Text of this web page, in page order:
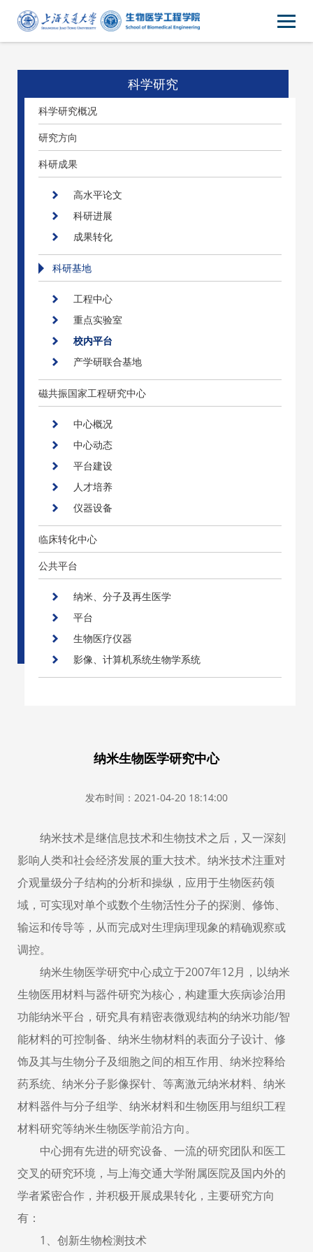
科学研究
科学研究概况
研究方向
科研成果
高水平论文
科研进展
成果转化
科研基地
工程中心
重点实验室
校内平台
产学研联合基地
磁共振国家工程研究中心
中心概况
中心动态
平台建设
人才培养
仪器设备
临床转化中心
公共平台
纳米、分子及再生医学
平台
生物医疗仪器
影像、计算机系统生物学系统
纳米生物医学研究中心
发布时间：2021-04-20 18:14:00
纳米技术是继信息技术和生物技术之后，又一深刻
影响人类和社会经济发展的重大技术。纳米技术注重对
介观量级分子结构的分析和操纵，应用于生物医药领
域，可实现对单个或数个生物活性分子的探测、修饰、
输运和传导等，从而完成对生理病理现象的精确观察或
调控。
纳米生物医学研究中心成立于2007年12月，以纳米
生物医用材料与器件研究为核心，构建重大疾病诊治用
功能纳米平台，研究具有精密表微观结构的纳米功能/智
能材料的可控制备、纳米生物材料的表面分子设计、修
饰及其与生物分子及细胞之间的相互作用、纳米控释给
药系统、纳米分子影像探针、等离激元纳米材料、纳米
材料器件与分子组学、纳米材料和生物医用与组织工程
材料研究等纳米生物医学前沿方向。
中心拥有先进的研究设备、一流的研究团队和医工
交叉的研究环境，与上海交通大学附属医院及国内外的
学者紧密合作，并积极开展成果转化，主要研究方向
有：
1、创新生物检测技术